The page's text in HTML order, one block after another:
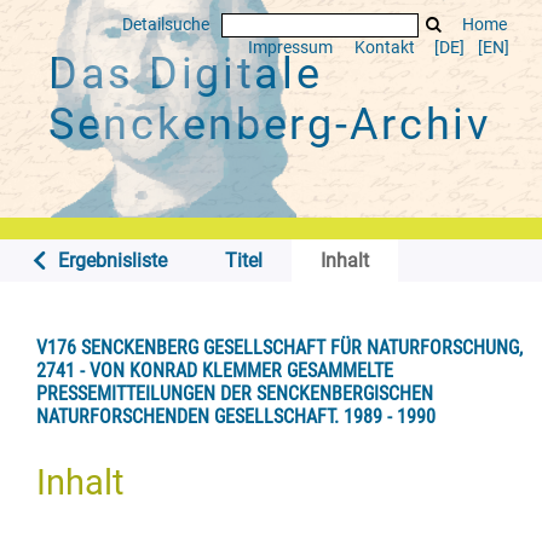
Detailsuche
Home
Impressum
Kontakt [DE] [EN]
Das Digitale
Senckenberg-Archiv
Ergebnisliste Titel Inhalt
V176 SENCKENBERG GESELLSCHAFT FÜR NATURFORSCHUNG,
2741 - VON KONRAD KLEMMER GESAMMELTE
PRESSEMITTEILUNGEN DER SENCKENBERGISCHEN
NATURFORSCHENDEN GESELLSCHAFT. 1989 - 1990
Inhalt